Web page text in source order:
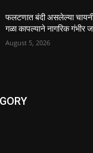
फलटणात बंदी असलेल्या
गळा कापल्याने नागरिक गंभीर
August 5, 2026